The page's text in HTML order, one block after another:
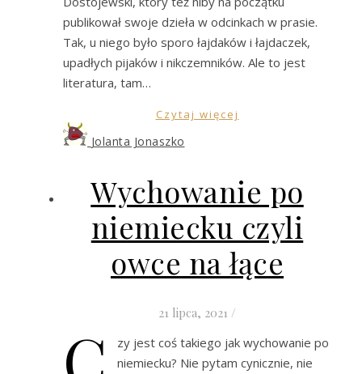
publikował swoje dzieła w odcinkach w prasie.
Tak, u niego było sporo łajdaków i łajdaczek,
upadłych pijaków i nikczemników. Ale to jest
literatura, tam…
Czytaj więcej
Jolanta Jonaszko
Wychowanie po
niemiecku czyli
owce na łące
21 lipca, 2021 /
zy jest coś takiego jak wychowanie po
niemiecku? Nie pytam cynicznie, nie